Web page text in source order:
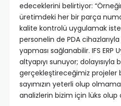
edeceklerini belirtiyor:
üretimdeki her bir parça
kalite kontrolü uygulamak
personelin de PDA
yapması sağlanabilir. IFS ERP
altyapıyı sunuyor; dolayısıyla
gerçekleştireceğimiz
sayımızın yeterli olup
analizlerin bizim için lüks olup